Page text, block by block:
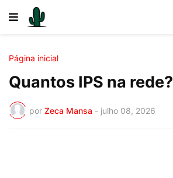
Página inicial
Quantos IPS na rede?
por Zeca Mansa - julho 08, 2026